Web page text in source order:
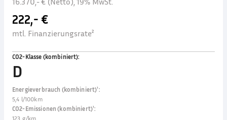
222,- €
mtl. Finanzierungsrate²
CO2-Klasse (kombiniert):
D
Energieverbrauch (kombiniert)¹:
5,4 l/100km
CO2-Emissionen (kombiniert)¹:
123 g/km